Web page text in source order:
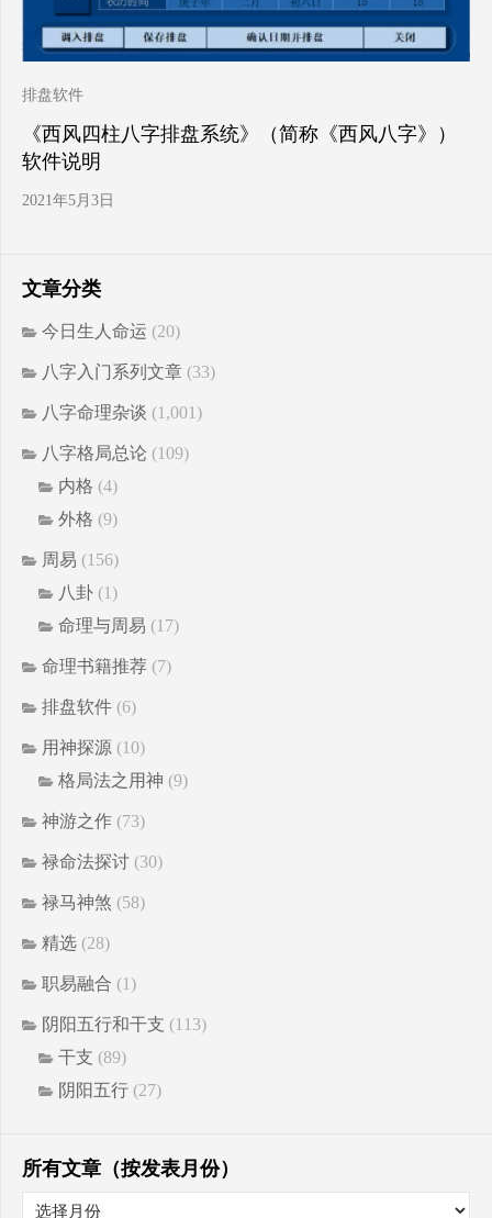
排盘软件
《西风四柱八字排盘系统》（简称《西风八字》）
软件说明
2021年5月3日
文章分类
今日生人命运 (20)
八字入门系列文章 (33)
八字命理杂谈 (1,001)
八字格局总论 (109)
内格 (4)
外格 (9)
周易 (156)
八卦 (1)
命理与周易 (17)
命理书籍推荐 (7)
排盘软件 (6)
用神探源 (10)
格局法之用神 (9)
神游之作 (73)
禄命法探讨 (30)
禄马神煞 (58)
精选 (28)
职易融合 (1)
阴阳五行和干支 (113)
干支 (89)
阴阳五行 (27)
所有文章（按发表月份）